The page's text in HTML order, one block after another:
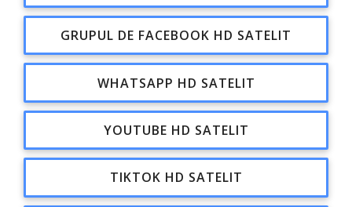
GRUPUL DE FACEBOOK HD SATELIT
WHATSAPP HD SATELIT
YOUTUBE HD SATELIT
TIKTOK HD SATELIT